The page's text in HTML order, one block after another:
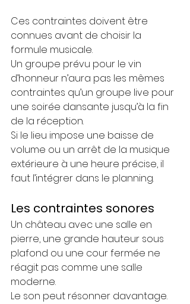
Ces contraintes doivent être
connues avant de choisir la
formule musicale.
Un groupe prévu pour le vin
d’honneur n’aura pas les mêmes
contraintes qu’un groupe live pour
une soirée dansante jusqu’à la fin
de la réception.
Si le lieu impose une baisse de
volume ou un arrêt de la musique
extérieure à une heure précise, il
faut l’intégrer dans le planning.
Les contraintes sonores
Un château avec une salle en
pierre, une grande hauteur sous
plafond ou une cour fermée ne
réagit pas comme une salle
moderne.
Le son peut résonner davantage.